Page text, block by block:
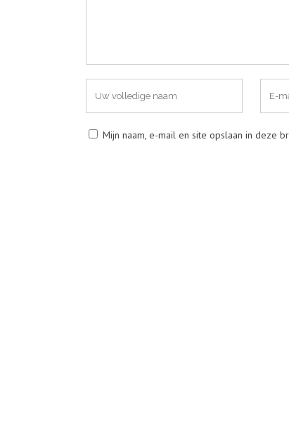
Mijn naam, e-mail en site opslaan in deze